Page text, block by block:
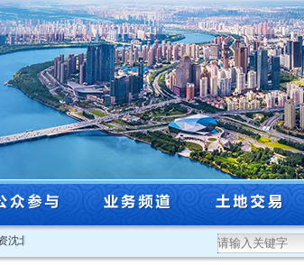
北闲认字[2025]3号 关于2025年度沈阳市工程系列自然资